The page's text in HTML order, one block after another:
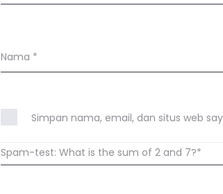
Nama *
Simpan nama, email, dan situs web
Spam-test: What is the sum of 2 and 7?*